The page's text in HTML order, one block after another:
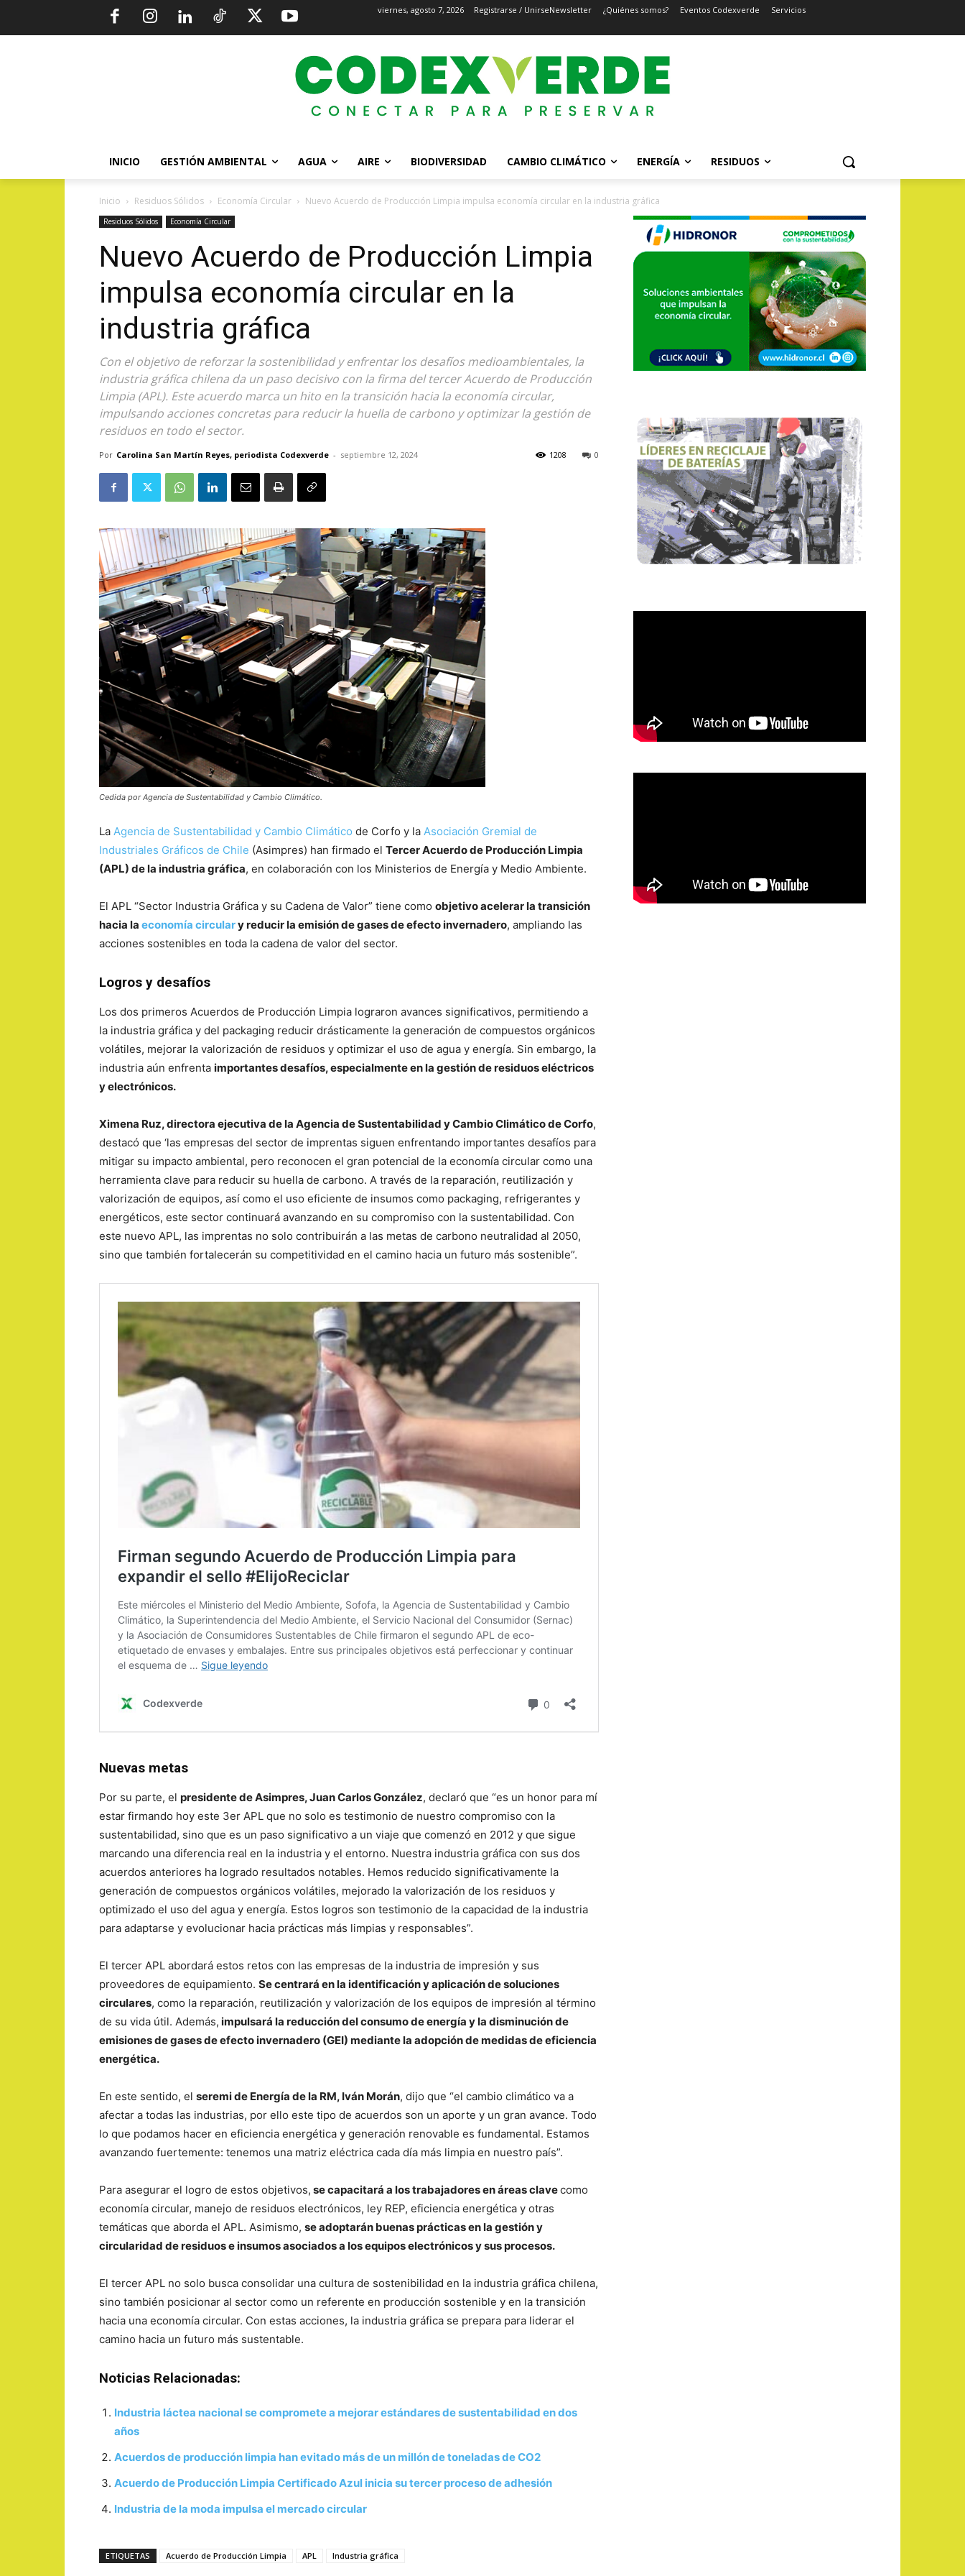
viernes, agosto 7, 2026 Registrarse / UnirseNewsletter ¿Quiénes somos? Eventos Codexverde Servicios
INICIO GESTIÓN AMBIENTAL AGUA AIRE BIODIVERSIDAD CAMBIO CLIMÁTICO ENERGÍA RESIDUOS
Inicio Residuos Sólidos Economía Circular Nuevo Acuerdo de Producción Limpia impulsa economía circular en la industria gráfica
Residuos Sólidos Economía Circular
Nuevo Acuerdo de Producción Limpia
impulsa economía circular en la
industria gráfica
Con el objetivo de reforzar la sostenibilidad y enfrentar los desafíos medioambientales, la
industria gráfica chilena da un paso decisivo con la firma del tercer Acuerdo de Producción
Limpia (APL). Este acuerdo marca un hito en la transición hacia la economía circular,
impulsando acciones concretas para reducir la huella de carbono y optimizar la gestión de
residuos en todo el sector.
Por Carolina San Martín Reyes, periodista Codexverde - septiembre 12, 2024 0
1208
Cedida por Agencia de Sustentabilidad y Cambio Climático.
La Agencia de Sustentabilidad y Cambio Climático de Corfo y la Asociación Gremial de
Industriales Gráficos de Chile (Asimpres) han firmado el Tercer Acuerdo de Producción Limpia
(APL) de la industria gráfica, en colaboración con los Ministerios de Energía y Medio Ambiente.
El APL “Sector Industria Gráfica y su Cadena de Valor” tiene como objetivo acelerar la transición
hacia la economía circulary reducir la emisión de gases de efecto invernadero, ampliando las
acciones sostenibles en toda la cadena de valor del sector.
Logros y desafíos
Los dos primeros Acuerdos de Producción Limpia lograron avances significativos, permitiendo a
la industria gráfica y del packaging reducir drásticamente la generación de compuestos orgánicos
volátiles, mejorar la valorización de residuos y optimizar el uso de agua y energía. Sin embargo, la
industria aún enfrenta importantes desafíos, especialmente en la gestión de residuos eléctricos
y electrónicos.
Ximena Ruz, directora ejecutiva de la Agencia de Sustentabilidad y Cambio Climático de Corfo,
destacó que ‘las empresas del sector de imprentas siguen enfrentando importantes desafíos para
mitigar su impacto ambiental, pero reconocen el gran potencial de la economía circular como una
herramienta clave para reducir su huella de carbono. A través de la reparación, reutilización y
valorización de equipos, así como el uso eficiente de insumos como packaging, refrigerantes y
energéticos, este sector continuará avanzando en su compromiso con la sustentabilidad. Con
este nuevo APL, las imprentas no solo contribuirán a las metas de carbono neutralidad al 2050,
sino que también fortalecerán su competitividad en el camino hacia un futuro más sostenible”.
Nuevas metas
Por su parte, el presidente de Asimpres, Juan Carlos González, declaró que “es un honor para mí
estar firmando hoy este 3er APL que no solo es testimonio de nuestro compromiso con la
sustentabilidad, sino que es un paso significativo a un viaje que comenzó en 2012 y que sigue
marcando una diferencia real en la industria y el entorno. Nuestra industria gráfica con sus dos
acuerdos anteriores ha logrado resultados notables. Hemos reducido significativamente la
generación de compuestos orgánicos volátiles, mejorado la valorización de los residuos y
optimizado el uso del agua y energía. Estos logros son testimonio de la capacidad de la industria
para adaptarse y evolucionar hacia prácticas más limpias y responsables”.
El tercer APL abordará estos retos con las empresas de la industria de impresión y sus
proveedores de equipamiento. Se centrará en la identificación y aplicación de soluciones
circulares, como la reparación, reutilización y valorización de los equipos de impresión al término
de su vida útil. Además, impulsará la reducción del consumo de energía y la disminución de
emisiones de gases de efecto invernadero (GEI) mediante la adopción de medidas de eficiencia
energética.
En este sentido, el seremi de Energía de la RM, Iván Morán, dijo que “el cambio climático va a
afectar a todas las industrias, por ello este tipo de acuerdos son un aporte y un gran avance. Todo
lo que podamos hacer en eficiencia energética y generación renovable es fundamental. Estamos
avanzando fuertemente: tenemos una matriz eléctrica cada día más limpia en nuestro país”.
Para asegurar el logro de estos objetivos, se capacitará a los trabajadores en áreas clavecomo
economía circular, manejo de residuos electrónicos, ley REP, eficiencia energética y otras
temáticas que aborda el APL. Asimismo, se adoptarán buenas prácticas en la gestión y
circularidad de residuos e insumos asociados a los equipos electrónicos y sus procesos.
El tercer APL no solo busca consolidar una cultura de sostenibilidad en la industria gráfica chilena,
sino también posicionar al sector como un referente en producción sostenible y en la transición
hacia una economía circular. Con estas acciones, la industria gráfica se prepara para liderar el
camino hacia un futuro más sustentable.
Noticias Relacionadas:
Industria láctea nacional se compromete a mejorar estándares de sustentabilidad en dos
años
Acuerdos de producción limpia han evitado más de un millón de toneladas de CO2
Acuerdo de Producción Limpia Certificado Azul inicia su tercer proceso de adhesión
Industria de la moda impulsa el mercado circular
ETIQUETAS Acuerdo de Producción Limpia APL Industria gráfica